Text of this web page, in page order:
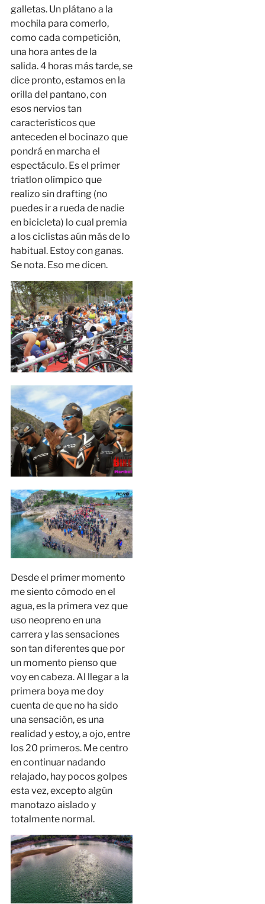
galletas. Un plátano a la
mochila para comerlo,
como cada competición,
una hora antes de la
salida. 4 horas más tarde, se
dice pronto, estamos en la
orilla del pantano, con
esos nervios tan
característicos que
anteceden el bocinazo que
pondrá en marcha el
espectáculo. Es el primer
triatlon olímpico que
realizo sin drafting (no
puedes ir a rueda de nadie
en bicicleta) lo cual premia
a los ciclistas aún más de lo
habitual. Estoy con ganas.
Se nota. Eso me dicen.
Desde el primer momento
me siento cómodo en el
agua, es la primera vez que
uso neopreno en una
carrera y las sensaciones
son tan diferentes que por
un momento pienso que
voy en cabeza. Al llegar a la
primera boya me doy
cuenta de que no ha sido
una sensación, es una
realidad y estoy, a ojo, entre
los 20 primeros. Me centro
en continuar nadando
relajado, hay pocos golpes
esta vez, excepto algún
manotazo aislado y
totalmente normal.